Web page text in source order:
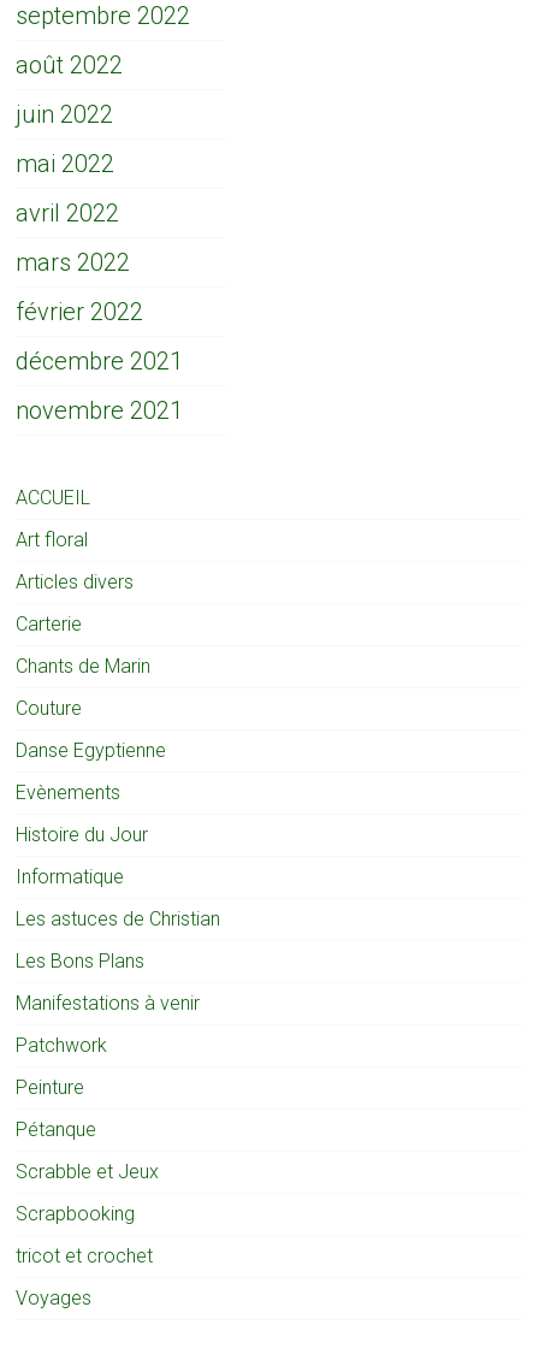
septembre 2022
août 2022
juin 2022
mai 2022
avril 2022
mars 2022
février 2022
décembre 2021
novembre 2021
ACCUEIL
Art floral
Articles divers
Carterie
Chants de Marin
Couture
Danse Egyptienne
Evènements
Histoire du Jour
Informatique
Les astuces de Christian
Les Bons Plans
Manifestations à venir
Patchwork
Peinture
Pétanque
Scrabble et Jeux
Scrapbooking
tricot et crochet
Voyages